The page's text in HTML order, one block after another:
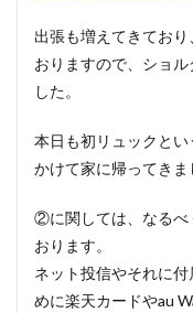
出張も増えてきてお
おりますので、ショ
した。
本日も初リュックと
かけて家に帰ってきま
②に関しては、なるべ
おります。
ネット投信やそれに
めに楽天カードやau